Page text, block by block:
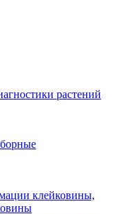
растений
клейковины,